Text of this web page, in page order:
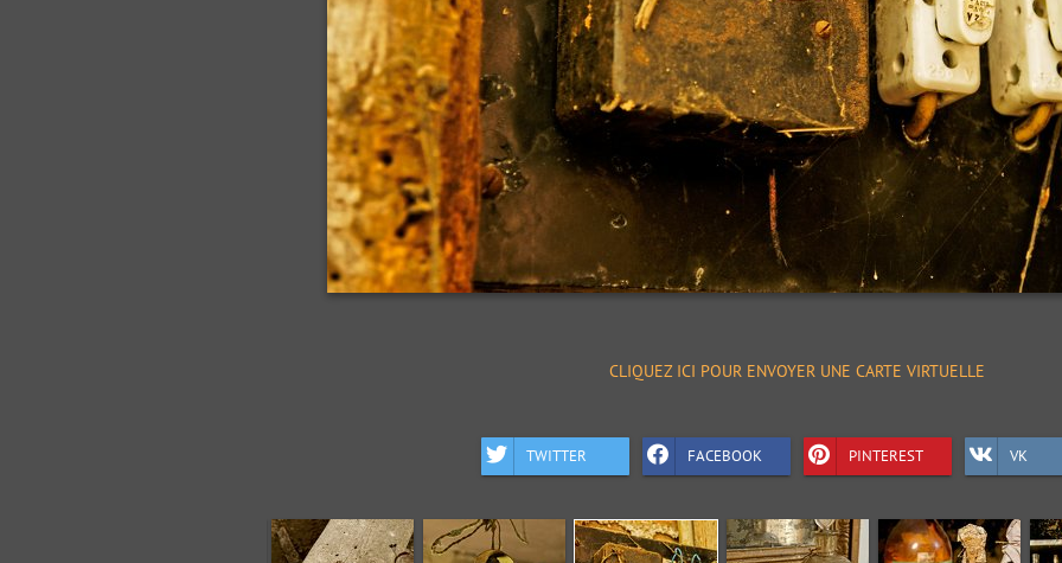
CLIQUEZ ICI POUR ENVOYER UNE CARTE VIRTUELLE
TWITTER FACEBOOK PINTEREST VK